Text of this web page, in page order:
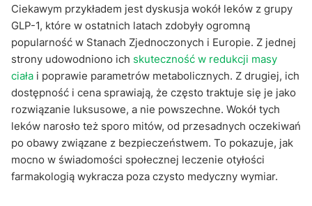
Ciekawym przykładem jest dyskusja wokół leków z grupy
GLP-1, które w ostatnich latach zdobyły ogromną
popularność w Stanach Zjednoczonych i Europie. Z jednej
strony udowodniono ich skuteczność w redukcji masy
ciała i poprawie parametrów metabolicznych. Z drugiej, ich
dostępność i cena sprawiają, że często traktuje się je jako
rozwiązanie luksusowe, a nie powszechne. Wokół tych
leków narosło też sporo mitów, od przesadnych oczekiwań
po obawy związane z bezpieczeństwem. To pokazuje, jak
mocno w świadomości społecznej leczenie otyłości
farmakologią wykracza poza czysto medyczny wymiar.